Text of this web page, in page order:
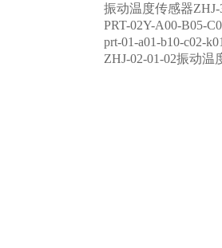
振动温度传感器ZHJ-
PRT-02Y-A00-B05-
prt-01-a01-b10-c02-
ZHJ-02-01-02振动温